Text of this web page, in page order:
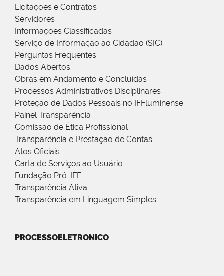
Licitações e Contratos
Servidores
Informações Classificadas
Serviço de Informação ao Cidadão (SIC)
Perguntas Frequentes
Dados Abertos
Obras em Andamento e Concluídas
Processos Administrativos Disciplinares
Proteção de Dados Pessoais no IFFluminense
Painel Transparência
Comissão de Ética Profissional
Transparência e Prestação de Contas
Atos Oficiais
Carta de Serviços ao Usuário
Fundação Pró-IFF
Transparência Ativa
Transparência em Linguagem Simples
PROCESSOELETRONICO